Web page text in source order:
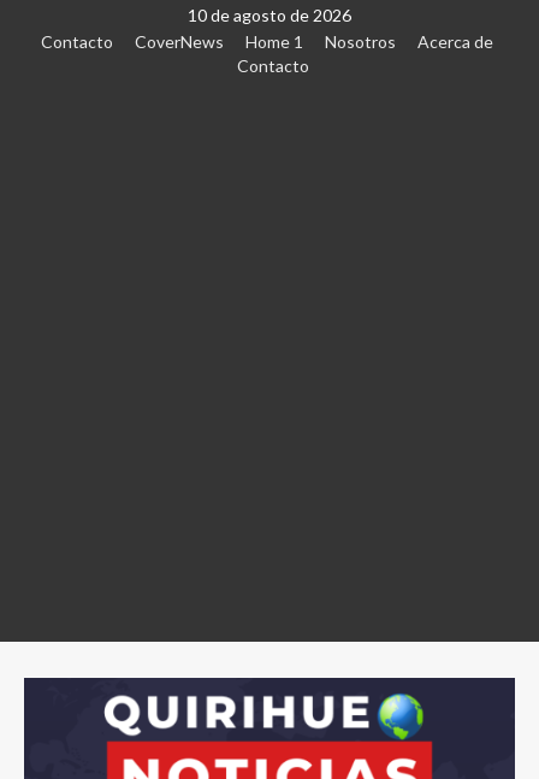
10 de agosto de 2026
Contacto
CoverNews Home 1 Nosotros
Acerca de
Contacto